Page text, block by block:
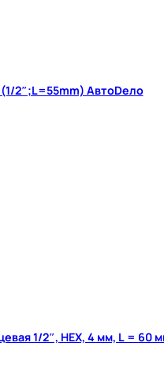
TORX T55 (1/2″;L=55mm) АвтоDело
1/2″, HEX, 4 мм, L = 60